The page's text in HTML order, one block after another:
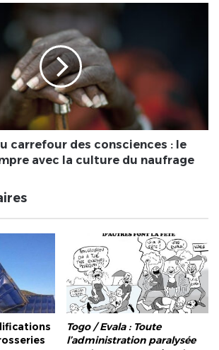
carrefour des consciences : le
avec la culture du naufrage
Togo / Evala : Toute
l’administration paralysée